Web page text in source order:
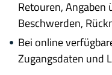
Retouren, Angaben
Beschwerden,
Bei online
Zugangsdaten und